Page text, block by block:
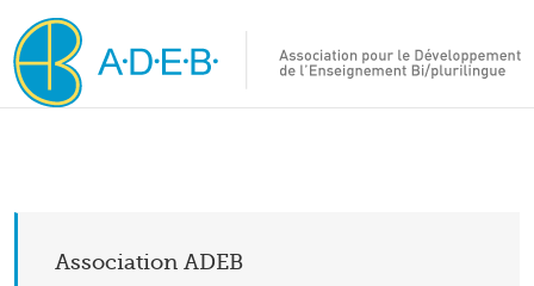
Association ADEB